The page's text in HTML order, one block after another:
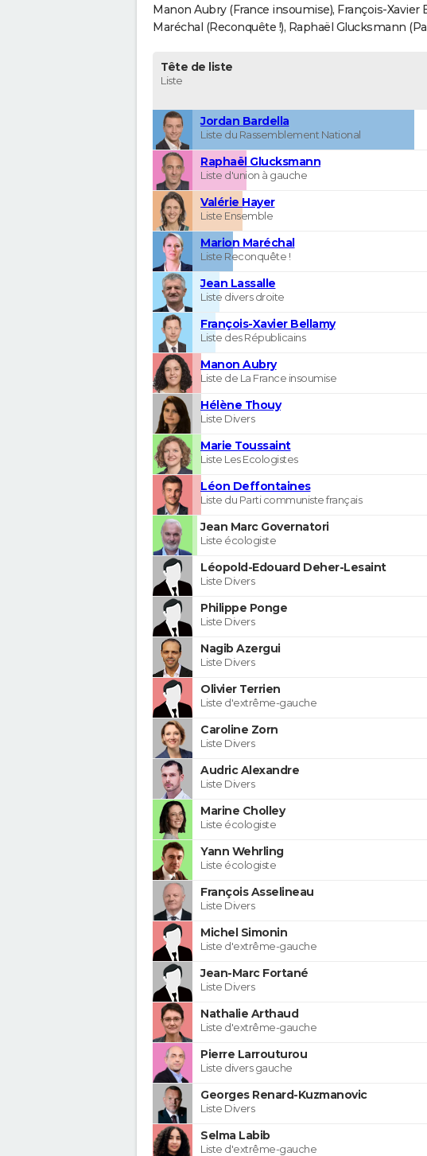
Manon Aubry (France insoumise), François-
Maréchal (Reconquête !), Raphaël Glucksmann
Tête de liste
Liste
Jordan Bardella
Liste du Rassemblement National
Raphaël Glucksmann
Liste d'union à gauche
Valérie Hayer
Liste Ensemble
Marion Maréchal
Liste Reconquête !
Jean Lassalle
Liste divers droite
François-Xavier Bellamy
Liste des Républicains
Manon Aubry
Liste de La France insoumise
Hélène Thouy
Liste Divers
Marie Toussaint
Liste Les Ecologistes
Léon Deffontaines
Liste du Parti communiste français
Jean Marc Governatori
Liste écologiste
Léopold-Edouard Deher-Lesaint
Liste Divers
Philippe Ponge
Liste Divers
Nagib Azergui
Liste Divers
Olivier Terrien
Liste d'extrême-gauche
Caroline Zorn
Liste Divers
Audric Alexandre
Liste Divers
Marine Cholley
Liste écologiste
Yann Wehrling
Liste écologiste
François Asselineau
Liste Divers
Michel Simonin
Liste d'extrême-gauche
Jean-Marc Fortané
Liste Divers
Nathalie Arthaud
Liste d'extrême-gauche
Pierre Larrouturou
Liste divers gauche
Georges Renard-Kuzmanovic
Liste Divers
Selma Labib
Liste d'extrême-gauche